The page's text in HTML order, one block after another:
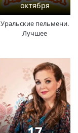
октября
Уральские пельмени.
Лучшее